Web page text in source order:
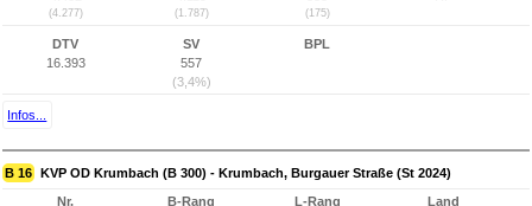
(4.277) (1.787) (175)
DTV
16.393
SV
557
(3,4%)
BPL
Infos...
B 16 KVP OD Krumbach (B 300) - Krumbach, Burgauer Straße (St 2024)
Nr.
B-Rang
L-Rang
Land